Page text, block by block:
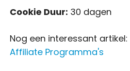
Cookie Duur: 30 dagen
Nog een interessant artikel:
Affiliate Programma's